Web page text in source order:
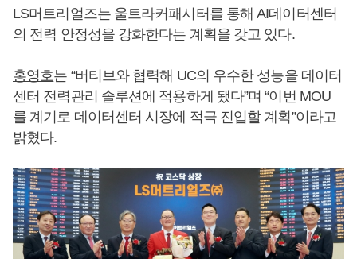
LS머트리얼즈는 울트라커패시터를 통해 AI데이터센터
의 전력 안정성을 강화한다는 계획을 갖고 있다.
홍영호는 “버티브와 협력해 UC의 우수한 성능을 데이터
센터 전력관리 솔루션에 적용하게 됐다”며 “이번 MOU
를 계기로 데이터센터 시장에 적극 진입할 계획”이라고
밝혔다.